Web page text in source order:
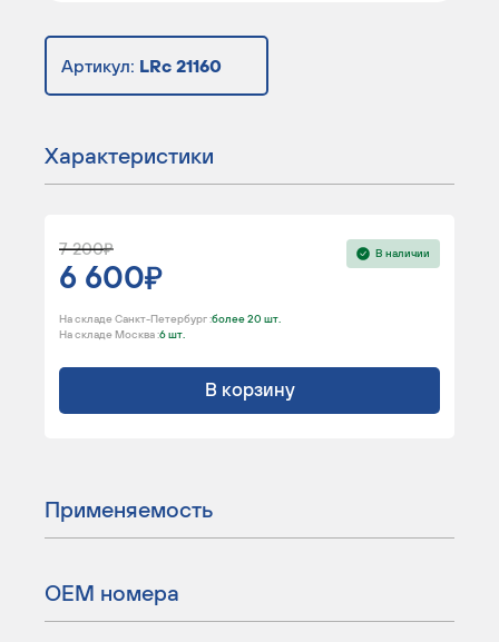
Артикул: LRc 21160
Характеристики
7 200
6 600
В наличии
На складе Санкт-Петербург :более 20 шт.
На складе Москва :6 шт.
В корзину
Применяемость
ОЕМ номера